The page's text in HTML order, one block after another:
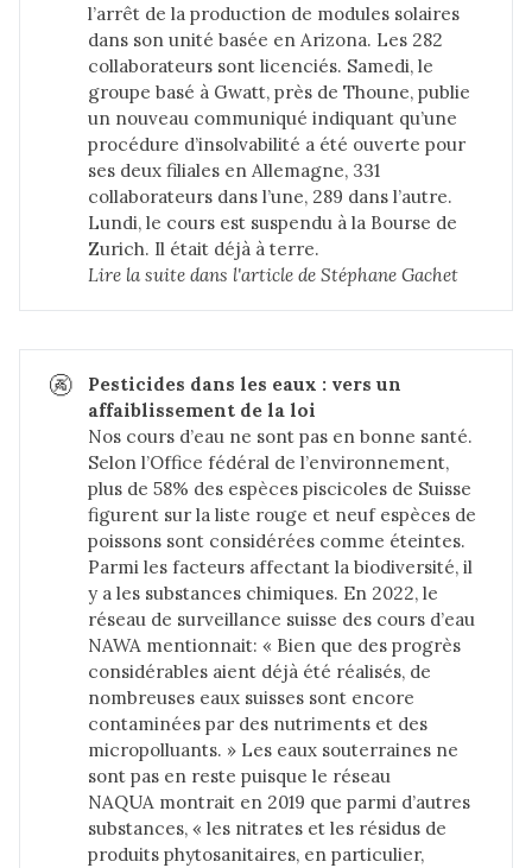
l’arrêt de la production de modules solaires
dans son unité basée en Arizona. Les 282
collaborateurs sont licenciés. Samedi, le
groupe basé à Gwatt, près de Thoune, publie
un nouveau communiqué indiquant qu’une
procédure d’insolvabilité a été ouverte pour
ses deux filiales en Allemagne, 331
collaborateurs dans l’une, 289 dans l’autre.
Lundi, le cours est suspendu à la Bourse de
Zurich. Il était déjà à terre.
Lire la suite dans l'article de Stéphane Gachet
🚱
Pesticides dans les eaux : vers un
affaiblissement de la loi
Nos cours d’eau ne sont pas en bonne santé.
Selon l’Office fédéral de l’environnement,
plus de 58% des espèces piscicoles de Suisse
figurent sur la liste rouge et neuf espèces de
poissons sont considérées comme éteintes.
Parmi les facteurs affectant la biodiversité, il
y a les substances chimiques. En 2022, le
réseau de surveillance suisse des cours d’eau
NAWA mentionnait: « Bien que des progrès
considérables aient déjà été réalisés, de
nombreuses eaux suisses sont encore
contaminées par des nutriments et des
micropolluants. » Les eaux souterraines ne
sont pas en reste puisquele réseau
NAQUA montrait en 2019 que parmi d’autres
substances, « les nitrates et les résidus de
produits phytosanitaires, en particulier,